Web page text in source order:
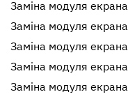
Заміна модуля екрана
Заміна модуля екрана
Заміна модуля екрана
Заміна модуля екрана
Заміна модуля екрана